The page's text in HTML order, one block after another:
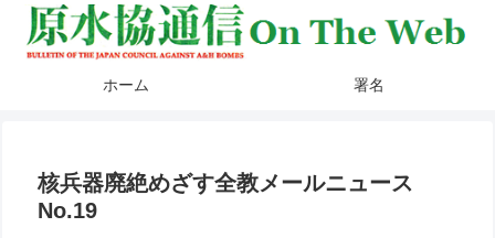
ホーム 署名
核兵器廃絶めざす全教メールニュース
No.19